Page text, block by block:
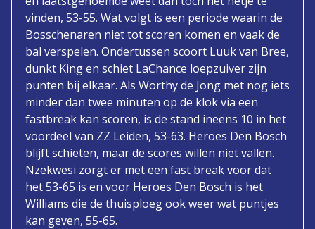
vinden, 53-55. Wat volgt is een periode waarin de
Bosschenaren niet tot scoren komen en vaak de
bal verspelen. Ondertussen scoort Luuk van Bree,
dunkt King en schiet LaChance loepzuiver zijn
punten bij elkaar. Als Worthy de Jong met nog iets
minder dan twee minuten op de klok via een
fastbreak kan scoren, is de stand ineens 10 in het
voordeel van ZZ Leiden, 53-63. Heroes Den Bosch
blijft schieten, maar de scores willen niet vallen.
Nzekwesi zorgt er met een fast break voor dat
het 53-65 is en voor Heroes Den Bosch is het
Williams die de thuisploeg ook weer wat puntjes
kan geven, 55-65.